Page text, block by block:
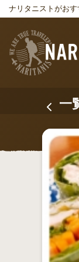
ナリタニストがおす
一